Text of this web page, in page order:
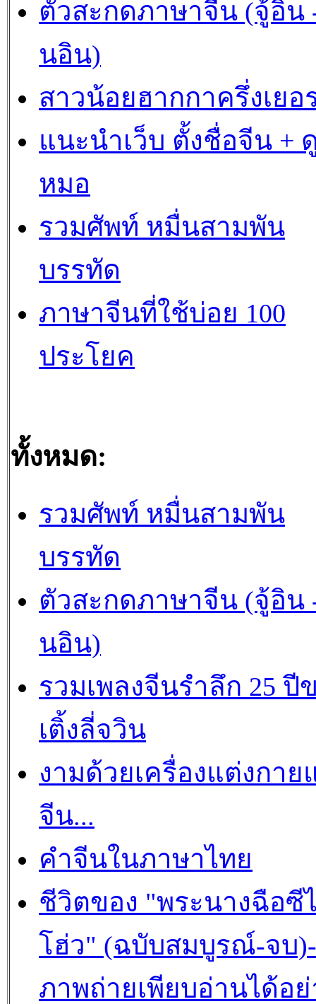
ตัวสะกดภาษาจีน (จู้อิน
นอิน)
สาวน้อยฮากกาครึ่งเยอ
แนะนำเว็บ ตั้งชื่อจีน +
หมอ
รวมศัพท์ หมื่นสามพัน
บรรทัด
ภาษาจีนที่ใช้บ่อย 100
ประโยค
ทั้งหมด:
รวมศัพท์ หมื่นสามพัน
บรรทัด
ตัวสะกดภาษาจีน (จู้อิน
นอิน)
รวมเพลงจีนรำลึก 25 ปี
เติ้งลี่จวิน
งามด้วยเครื่องแต่งกาย
จีน...
คำจีนในภาษาไทย
ชีวิตของ "พระนางฉือซี
โฮ่ว" (ฉบับสมบูรณ์-จบ)-
ภาพถ่ายเพียบอ่านได้อย่